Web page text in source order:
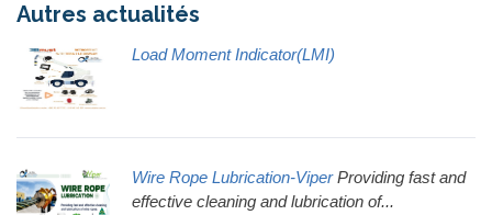
Autres actualités
Load Moment Indicator(LMI)
Wire Rope Lubrication-Viper Providing fast and
effective cleaning and lubrication of...